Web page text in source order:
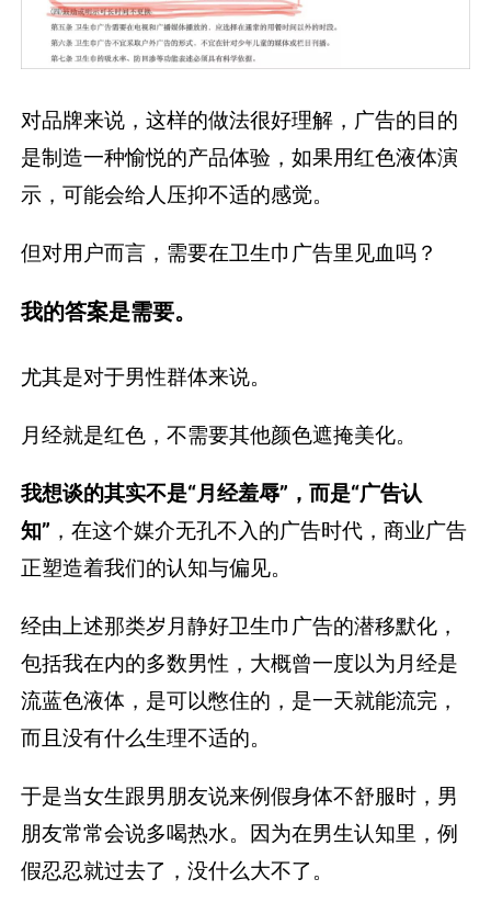
对品牌来说，这样的做法很好理解，广告的目的
是制造一种愉悦的产品体验，如果用红色液体演
示，可能会给人压抑不适的感觉。
但对用户而言，需要在卫生巾广告里见血吗？
我的答案是需要。
尤其是对于男性群体来说。
月经就是红色，不需要其他颜色遮掩美化。
我想谈的其实不是“月经羞辱”，而是“广告认
知” ，在这个媒介无孔不入的广告时代，商业广告
正塑造着我们的认知与偏见。
经由上述那类岁月静好卫生巾广告的潜移默化，
包括我在内的多数男性，大概曾一度以为月经是
流蓝色液体，是可以憋住的，是一天就能流完，
而且没有什么生理不适的。
于是当女生跟男朋友说来例假身体不舒服时，男
朋友常常会说多喝热水。因为在男生认知里，例
假忍忍就过去了，没什么大不了。